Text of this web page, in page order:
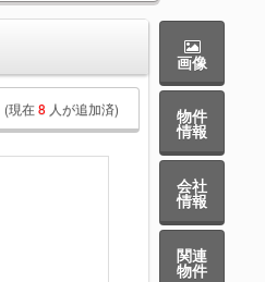
(現在8 人が追加済)
画像
物件
情報
会社
情報
関連
物件